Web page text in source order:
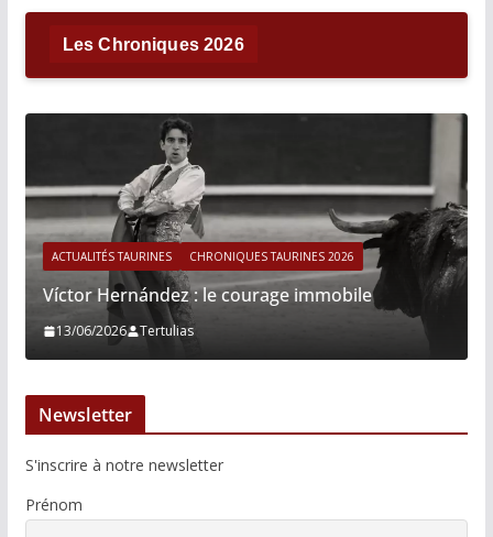
Les Chroniques 2026
ACTUALITÉS TAURINES CHRONIQUES TAURINES 2026
Víctor Hernández : le courage immobile
13/06/2026 Tertulias
Newsletter
S'inscrire à notre newsletter
Prénom